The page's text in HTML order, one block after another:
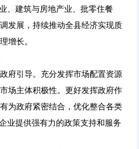
、建筑与房地产业、批零住餐
发展，持续推动全县经济实现质
增长。
引导。充分发挥市场配置资源
场主体积极性。更好发挥政府作
为政府紧密结合，优化整合各类
业提供强有力的政策支持和服务